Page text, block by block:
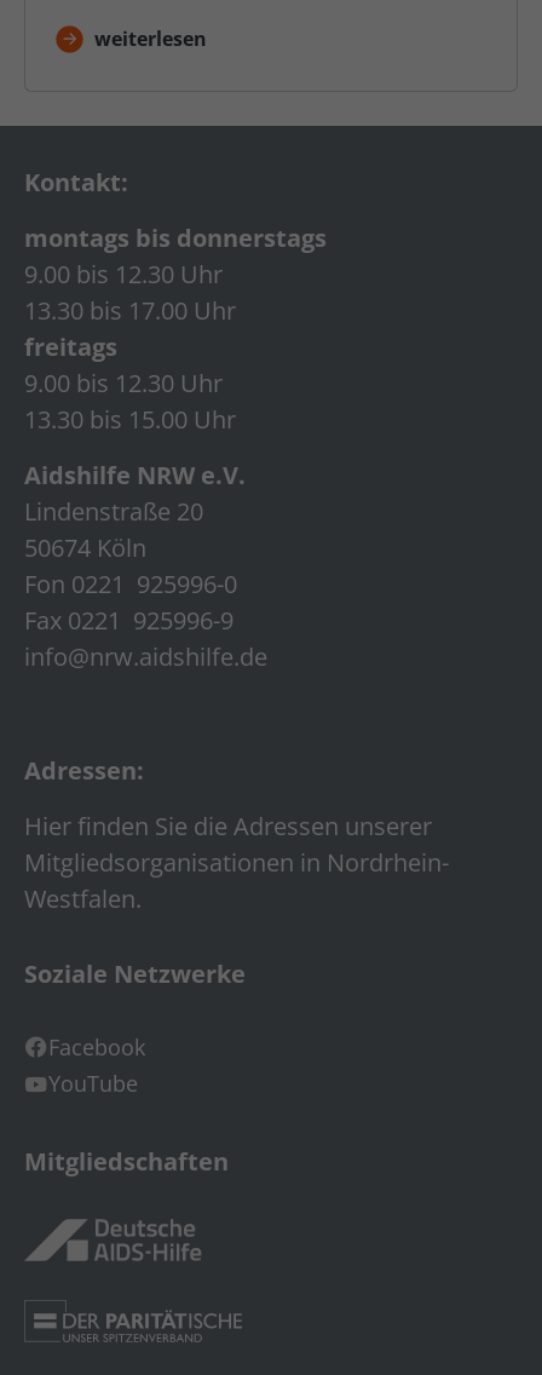
weiterlesen
Kontakt:
montags bis donnerstags
9.00 bis 12.30 Uhr
13.30 bis 17.00 Uhr
freitags
9.00 bis 12.30 Uhr
13.30 bis 15.00 Uhr
Aidshilfe NRW e.V.
Lindenstraße 20
50674 Köln
Fon 0221 925996-0
Fax 0221 925996-9
info@nrw.aidshilfe.de
Adressen:
Hier finden Sie die Adressen unserer
Mitgliedsorganisationen in Nordrhein-
Westfalen.
Soziale Netzwerke
Facebook
YouTube
Mitgliedschaften